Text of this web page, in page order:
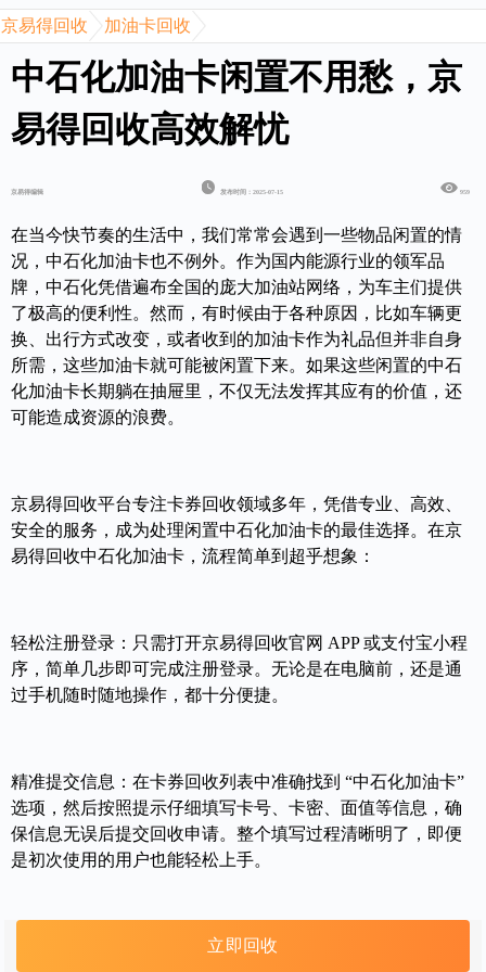
京易得回收 加油卡回收
中石化加油卡闲置不用愁，京
易得回收高效解忧
京易得编辑 发布时间：2025-07-15 959
在当今快节奏的生活中，我们常常会遇到一些物品闲置的情
况，中石化加油卡也不例外。作为国内能源行业的领军品
牌，中石化凭借遍布全国的庞大加油站网络，为车主们提供
了极高的便利性。然而，有时候由于各种原因，比如车辆更
换、出行方式改变，或者收到的加油卡作为礼品但并非自身
所需，这些加油卡就可能被闲置下来。如果这些闲置的中石
化加油卡长期躺在抽屉里，不仅无法发挥其应有的价值，还
可能造成资源的浪费。
京易得回收平台专注卡券回收领域多年，凭借专业、高效、
安全的服务，成为处理闲置中石化加油卡的最佳选择。在京
易得回收中石化加油卡，流程简单到超乎想象：
轻松注册登录：只需打开京易得回收官网 APP 或支付宝小程
序，简单几步即可完成注册登录。无论是在电脑前，还是通
过手机随时随地操作，都十分便捷。
精准提交信息：在卡券回收列表中准确找到 “中石化加油卡”
选项，然后按照提示仔细填写卡号、卡密、面值等信息，确
保信息无误后提交回收申请。整个填写过程清晰明了，即便
是初次使用的用户也能轻松上手。
快速审核验证：平台依托智能审核系统与专业审核团队，双
立即回收